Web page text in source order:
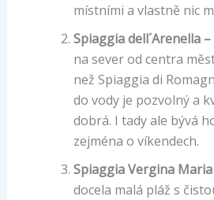
místními a vlastně nic
Spiaggia dell´Arenella –
na sever od centra
než Spiaggia di
do vody je pozvolný a
dobrá. I tady ale bývá
zejména o víkendech.
Spiaggia Vergina
docela malá pláž s